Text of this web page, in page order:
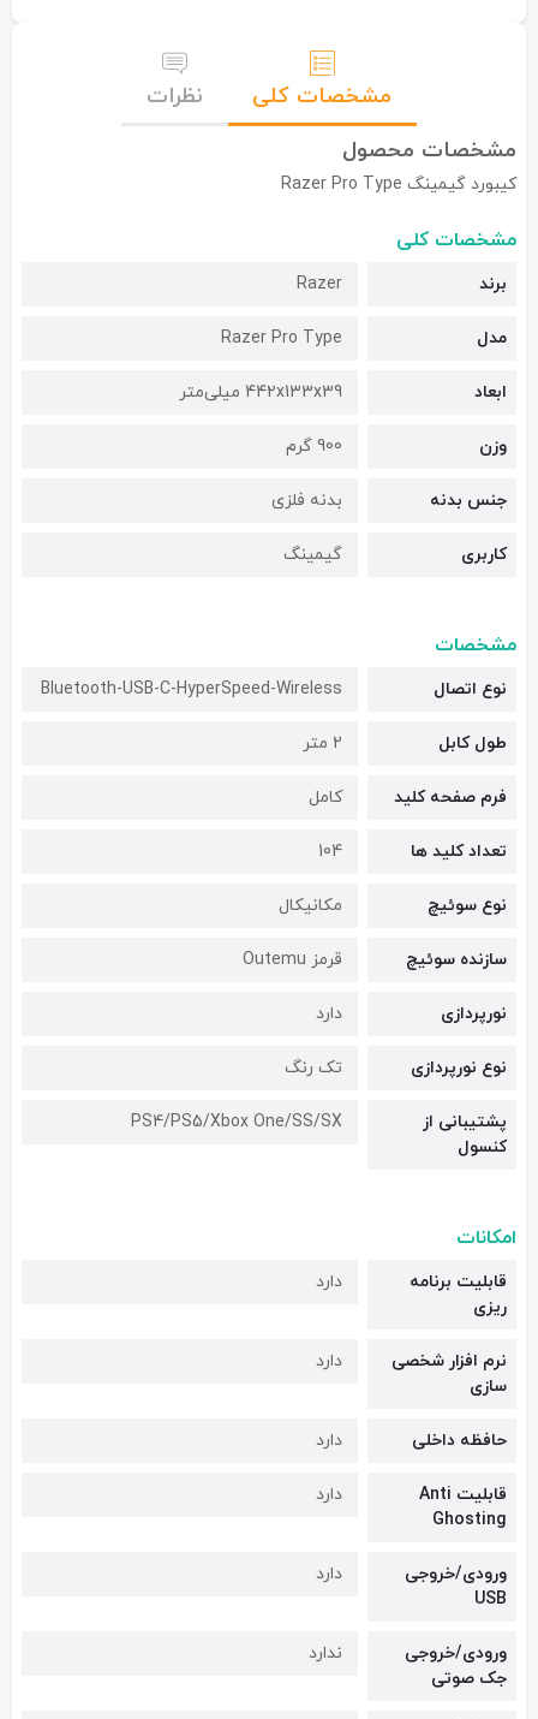
مشخصات کلی
نظرات
مشخصات محصول
کیبورد گیمینگ Razer Pro Type
مشخصات کلی
برند Razer
مدل Razer Pro Type
ابعاد 442x133x39 میلی‌متر
وزن 900 گرم
جنس بدنه بدنه فلزی
کاربری گیمینگ
مشخصات
نوع اتصال Bluetooth-USB-C-HyperSpeed-Wireless
طول کابل 2 متر
فرم صفحه کلید کامل
تعداد کلید ها 104
نوع سوئیچ مکانیکال
سازنده سوئیچ قرمز Outemu
نورپردازی دارد
نوع نورپردازی تک رنگ
پشتیبانی از
کنسول
PS4/PS5/Xbox One/SS/SX
امکانات
قابلیت برنامه
ریزی
دارد
نرم افزار شخصی
سازی
دارد
حافظه داخلی دارد
قابلیت Anti
Ghosting
دارد
ورودی/خروجی
USB
دارد
ورودی/خروجی
جک صوتی
ندارد